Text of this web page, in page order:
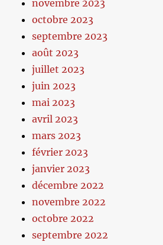
novembre 2023
octobre 2023
septembre 2023
août 2023
juillet 2023
juin 2023
mai 2023
avril 2023
mars 2023
février 2023
janvier 2023
décembre 2022
novembre 2022
octobre 2022
septembre 2022